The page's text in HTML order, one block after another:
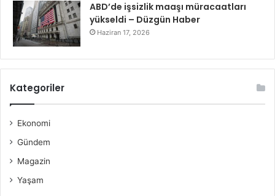
ABD’de işsizlik maaşı müracaatları
yükseldi – Düzgün Haber
Haziran 17, 2026
Kategoriler
Ekonomi
Gündem
Magazin
Yaşam